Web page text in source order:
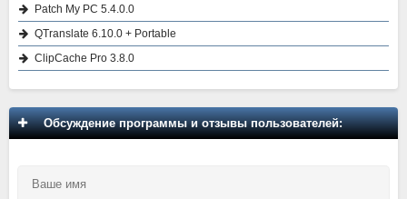
Patch My PC 5.4.0.0
QTranslate 6.10.0 + Portable
ClipCache Pro 3.8.0
Обсуждение программы и отзывы пользователей: